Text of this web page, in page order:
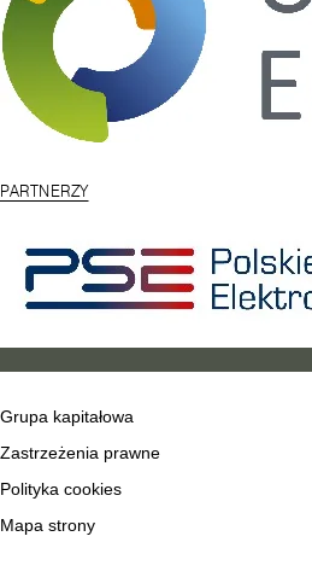
PARTNERZY
Grupa kapitałowa
Zastrzeżenia prawne
Polityka cookies
Mapa strony